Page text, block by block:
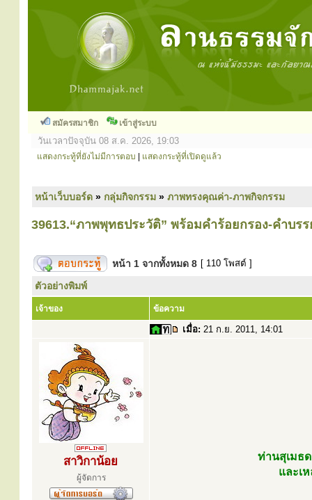
สมัครสมาชิก เข้าสู่ระบบ
วันเวลาปัจจุบัน 08 ส.ค. 2026, 19:03
แสดงกระทู้ที่ยังไม่มีการตอบ แสดงกระทู้ที่เปิดดูแล้ว
หน้าเว็บบอร์ด » กลุ่มกิจกรรม » ภาพทรงคุณค่า-ภาพกิจกรรม
39613.“ภาพพุทธประวัติ” พร้อมคำร้อยกรอง-คำบรร
หน้า 1 จากทั้งหมด 8 [ 110 โพสต์ ]
ตัวอย่างพิมพ์
เจ้าของ ข้อความ
เมื่อ: 21 ก.ย. 2011, 14:01
สาวิกาน้อย
ผู้จัดการ
ท่านสุเมธ
และเ